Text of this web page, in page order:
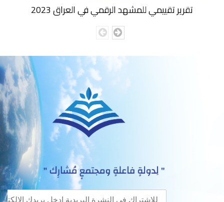
تقرير تقييمي للمشهد الرقمي في العراق 2023